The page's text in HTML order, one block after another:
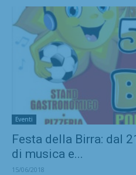
Eventi
Festa della Birra: dal
di musica e...
15/06/2018